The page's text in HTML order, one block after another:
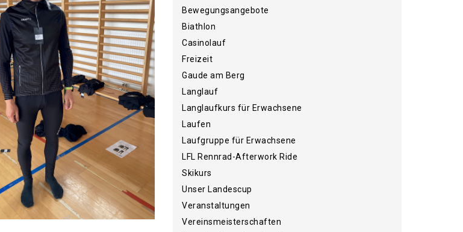
Bewegungsangebote
Biathlon
Casinolauf
Freizeit
Gaude am Berg
Langlauf
Langlaufkurs für Erwachsene
Laufen
Laufgruppe für Erwachsene
LFL Rennrad-Afterwork Ride
Skikurs
Unser Landescup
Veranstaltungen
Vereinsmeisterschaften